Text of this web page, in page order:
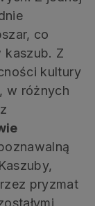
co
kaszub. Z
kultury
w różnych
pryzmat